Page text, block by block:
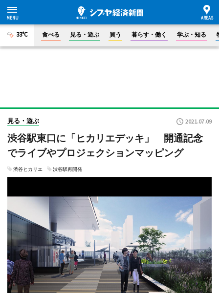
33°C 食べる 見る・遊ぶ 買う 暮らす・働く 学ぶ・知る
見る・遊ぶ 2021.07.09
渋谷駅東口に「ヒカリエデッキ」 開通記念
でライブやプロジェクションマッピング
渋谷ヒカリエ 渋谷駅再開発